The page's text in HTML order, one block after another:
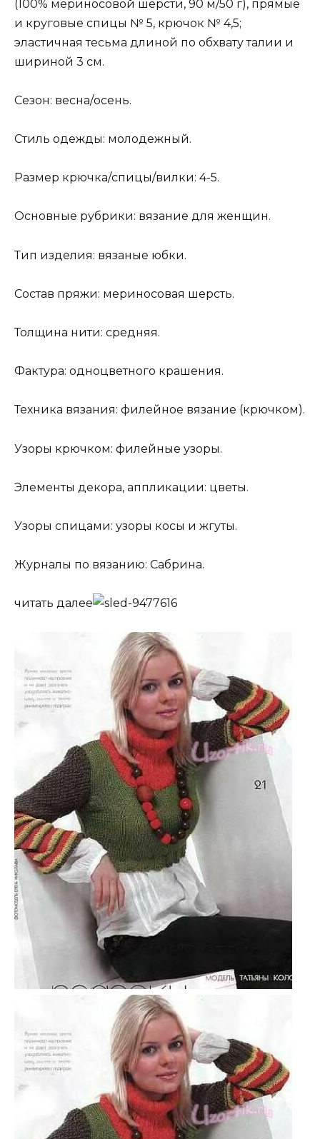
(100% мериносовой шерсти, 90 м/50 г), прямые
и круговые спицы № 5, крючок № 4,5;
эластичная тесьма длиной по обхвату талии и
шириной 3 см.
Сезон: весна/осень.
Стиль одежды: молодежный.
Размер крючка/спицы/вилки: 4-5.
Основные рубрики: вязание для женщин.
Тип изделия: вязаные юбки.
Состав пряжи: мериносовая шерсть.
Толщина нити: средняя.
Фактура: одноцветного крашения.
Техника вязания: филейное вязание (крючком).
Узоры крючком: филейные узоры.
Элементы декора, аппликации: цветы.
Узоры спицами: узоры косы и жгуты.
Журналы по вязанию: Сабрина.
читать далее